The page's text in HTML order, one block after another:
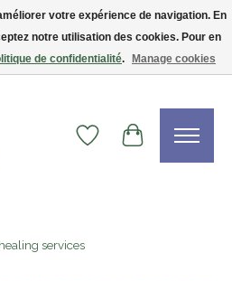
Clients USA : visitez la boutique
WishlistCart
services
votre expérience de navigation. En
notre utilisation des cookies. Pour en
de confidentialité. Manage cookies